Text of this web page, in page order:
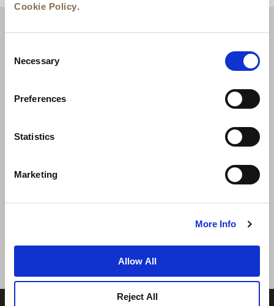
Cookie Policy.
Selection
Necessary
Preferences
Statistics
Marketing
More Info
Allow All
Reject All
© 2026 Frasers Hospitality Pte Ltd. 隶属于 Frasers